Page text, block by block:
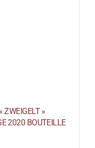
ZWEIGELT »
2020 BOUTEILLE